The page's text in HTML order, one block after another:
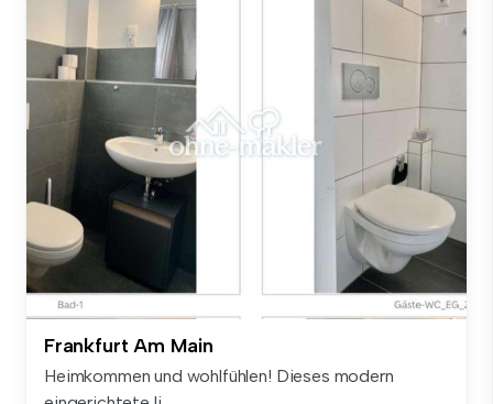
Frankfurt Am Main
Heimkommen und wohlfühlen! Dieses modern